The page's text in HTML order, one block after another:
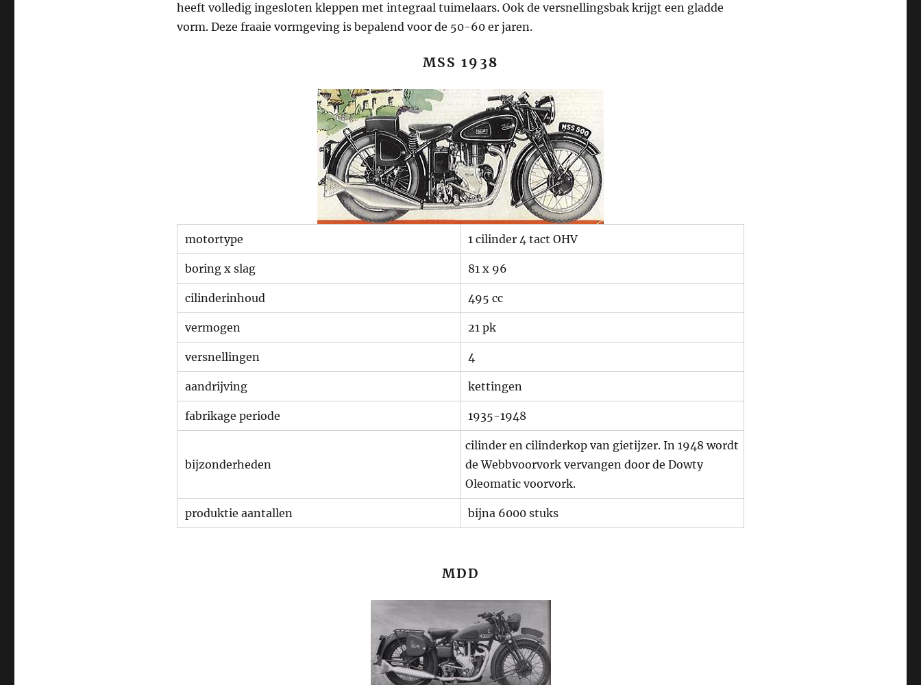
heeft volledig ingesloten kleppen met integraal tuimelaars. Ook de versnellingsbak krijgt een gladde
vorm. Deze fraaie vormgeving is bepalend voor de 50-60 er jaren.
MSS 1938
motortype 1 cilinder 4 tact OHV
boring x slag 81 x 96
cilinderinhoud 495 cc
vermogen 21 pk
versnellingen 4
aandrijving kettingen
fabrikage periode 1935-1948
bijzonderheden
cilinder en cilinderkop van gietijzer. In 1948 wordt
de Webbvoorvork vervangen door de Dowty
Oleomatic voorvork.
produktie aantallen bijna 6000 stuks
MDD